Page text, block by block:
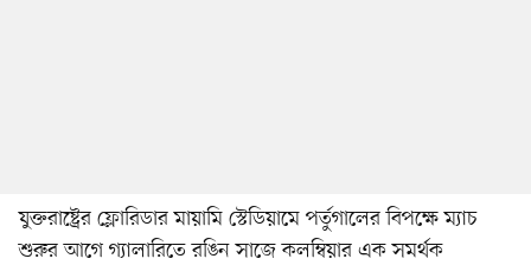
যুক্তরাষ্ট্রের ফ্লোরিডার মায়ামি স্টেডিয়ামে পর্তুগালের বিপক্ষে ম্যাচ
শুরুর আগে গ্যালারিতে রঙিন সাজে কলম্বিয়ার এক সমর্থক